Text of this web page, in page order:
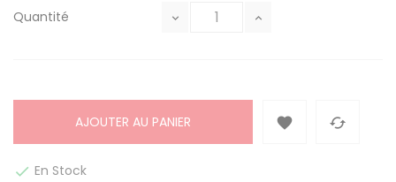
Quantité
AJOUTER AU PANIER  
 En Stock